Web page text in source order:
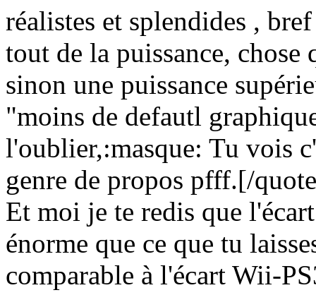
réalistes et splendides ,
tout de la puissance,
sinon une puissance
"moins de defautl
l'oublier,:masque: Tu vois
genre de propos pfff.[/
Et moi je te redis que
énorme que ce que tu
comparable à l'écart Wii-